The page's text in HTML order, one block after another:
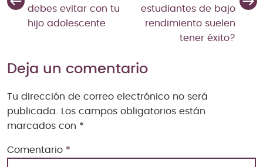
debes evitar con tu
hijo adolescente
estudiantes de bajo
rendimiento suelen
tener éxito?
Deja un comentario
Tu dirección de correo electrónico no será
publicada. Los campos obligatorios están
marcados con *
Comentario *